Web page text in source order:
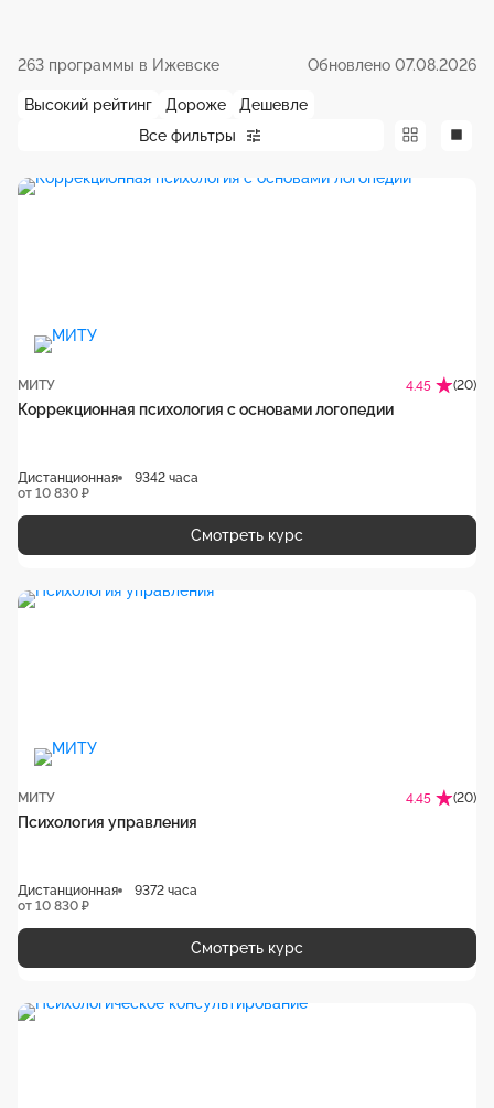
263 программы в Ижевске Обновлено 07.08.2026
Все фильтры
Высокий рейтинг Дороже Дешевле
МИТУ 4.45 (20)
Коррекционная психология с основами логопедии
Дистанционная
9342 часа
от 10 830 ₽
Смотреть курс
МИТУ 4.45 (20)
Психология управления
Дистанционная
9372 часа
от 10 830 ₽
Смотреть курс